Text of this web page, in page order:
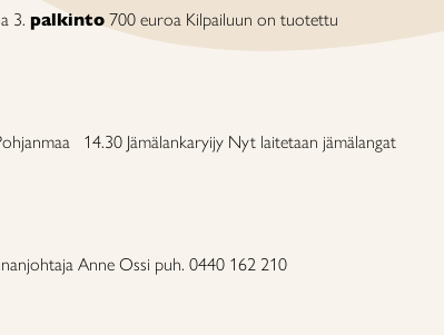
3. palkinto 700 euroa Kilpailuun on tuotettu
14.30 Jämälankaryijy Nyt laitetaan jämälangat
Anne Ossi puh. 0440 162 210